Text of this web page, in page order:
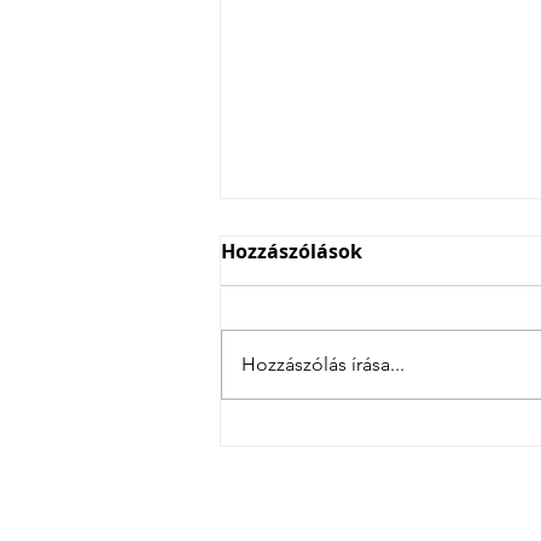
4 csatás Szlovéniában
Hozzászólások
Hozzászólás írása...